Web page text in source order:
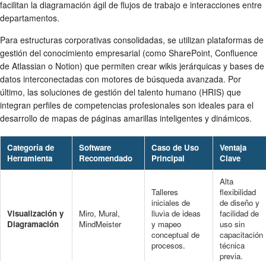
facilitan la diagramación ágil de flujos de trabajo e interacciones entre
departamentos.
Para estructuras corporativas consolidadas, se utilizan plataformas de
gestión del conocimiento empresarial (como SharePoint, Confluence
de Atlassian o Notion) que permiten crear wikis jerárquicas y bases de
datos interconectadas con motores de búsqueda avanzada. Por
último, las soluciones de gestión del talento humano (HRIS) que
integran perfiles de competencias profesionales son ideales para el
desarrollo de mapas de páginas amarillas inteligentes y dinámicos.
Categoría de
Herramienta
Software
Recomendado
Caso de Uso
Principal
Ventaja
Clave
Visualización y
Diagramación
Miro, Mural,
MindMeister
Talleres
iniciales de
lluvia de ideas
y mapeo
conceptual de
procesos.
Alta
flexibilidad
de diseño y
facilidad de
uso sin
capacitación
técnica
previa.